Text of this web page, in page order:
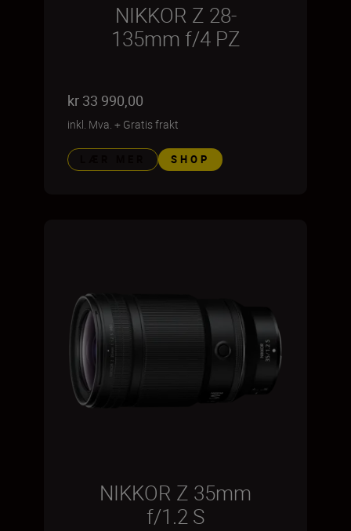
NIKKOR Z 28-
135mm f/4 PZ
kr 33 990,00
inkl. Mva. + Gratis frakt
SHOP
NIKKOR Z 35mm
f/1.2 S